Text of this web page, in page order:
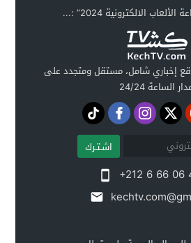
الالكترونية 2024” :...
إخباري شامل، مستقل ومتجدد على
الساعة 24/24
اشـتـرك
+212 6 66 06